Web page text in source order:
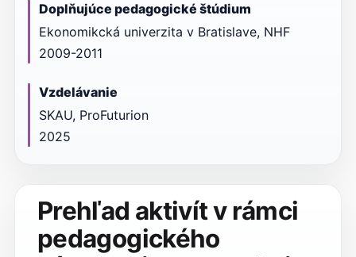
Doplňujúce pedagogické štúdium
Ekonomikcká univerzita v Bratislave, NHF
2009-2011
Vzdelávanie
SKAU, ProFuturion
2025
Prehľad aktivít v rámci
pedagogického